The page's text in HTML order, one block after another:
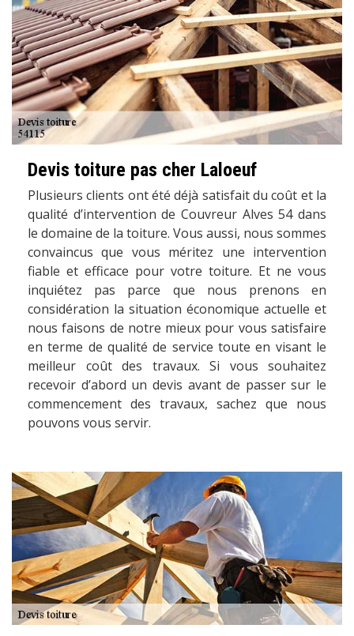
Devis toiture pas cher Laloeuf
Plusieurs clients ont été déjà satisfait du coût et la
qualité d’intervention de Couvreur Alves 54 dans
le domaine de la toiture. Vous aussi, nous sommes
convaincus que vous méritez une intervention
fiable et efficace pour votre toiture. Et ne vous
inquiétez pas parce que nous prenons en
considération la situation économique actuelle et
nous faisons de notre mieux pour vous satisfaire
en terme de qualité de service toute en visant le
meilleur coût des travaux. Si vous souhaitez
recevoir d’abord un devis avant de passer sur le
commencement des travaux, sachez que nous
pouvons vous servir.